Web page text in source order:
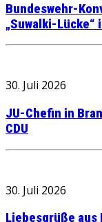
Bundeswehr-
„Suwalki-Lücke“
30. Juli 2026
JU-Chefin in
CDU
30. Juli 2026
Liebesgrüße aus